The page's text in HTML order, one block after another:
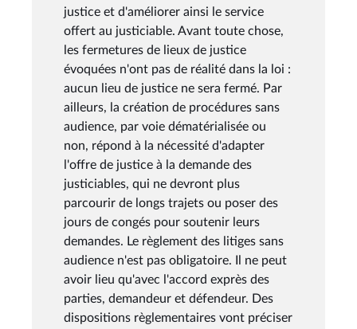
justice et d'améliorer ainsi le service
offert au justiciable. Avant toute chose,
les fermetures de lieux de justice
évoquées n'ont pas de réalité dans la loi :
aucun lieu de justice ne sera fermé. Par
ailleurs, la création de procédures sans
audience, par voie dématérialisée ou
non, répond à la nécessité d'adapter
l'offre de justice à la demande des
justiciables, qui ne devront plus
parcourir de longs trajets ou poser des
jours de congés pour soutenir leurs
demandes. Le règlement des litiges sans
audience n'est pas obligatoire. Il ne peut
avoir lieu qu'avec l'accord exprès des
parties, demandeur et défendeur. Des
dispositions règlementaires vont préciser